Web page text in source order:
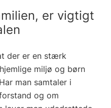
er vigtigt
der er en stærk
miljø og børn
man samtaler i
og om